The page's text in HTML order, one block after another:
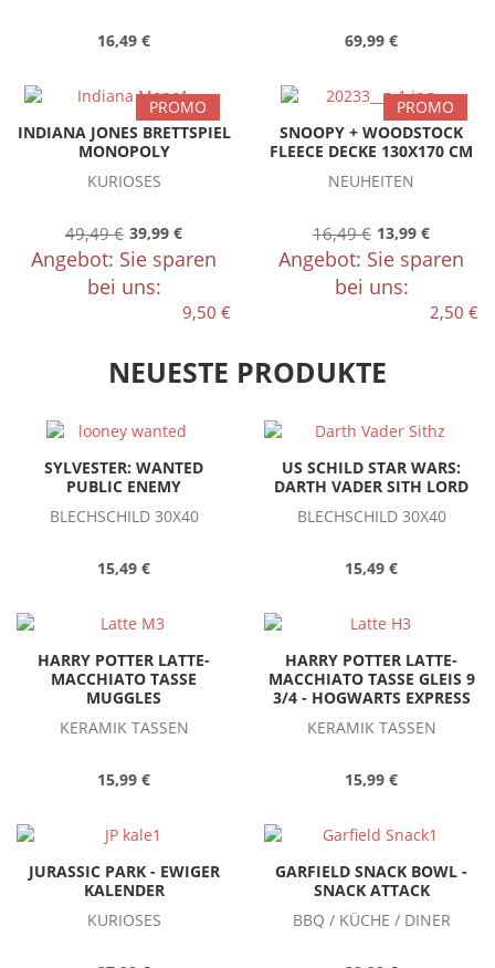
16,49 € 69,99 €
PROMO
INDIANA JONES BRETTSPIEL
MONOPOLY
KURIOSES
49,49 € 39,99 €
Angebot: Sie sparen
bei uns:
9,50 €
PROMO
SNOOPY + WOODSTOCK
FLEECE DECKE 130X170 CM
NEUHEITEN
16,49 € 13,99 €
Angebot: Sie sparen
bei uns:
2,50 €
NEUESTE PRODUKTE
SYLVESTER: WANTED
PUBLIC ENEMY
BLECHSCHILD 30X40
15,49 €
US SCHILD STAR WARS:
DARTH VADER SITH LORD
BLECHSCHILD 30X40
15,49 €
HARRY POTTER LATTE-
MACCHIATO TASSE
MUGGLES
KERAMIK TASSEN
15,99 €
HARRY POTTER LATTE-
MACCHIATO TASSE GLEIS 9
3/4 - HOGWARTS EXPRESS
KERAMIK TASSEN
15,99 €
JURASSIC PARK - EWIGER
KALENDER
KURIOSES
GARFIELD SNACK BOWL -
SNACK ATTACK
BBQ / KÜCHE / DINER